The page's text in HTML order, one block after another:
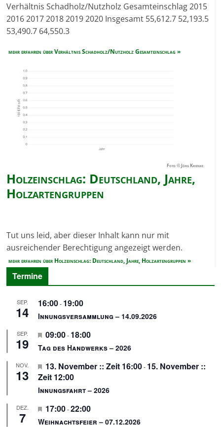
Verhältnis Schadholz/Nutzholz Gesamteinschlag 2015
2016 2017 2018 2019 2020 Insgesamt 55,612.7 52,193.5
53,490.7 64,550.3
mehr erfahren über Verhältnis Schadholz/Nutzholz Gesamteinschlag »
Foto © Jörg Krienke
Holzeinschlag: Deutschland, Jahre,
Holzartengruppen
Tut uns leid, aber dieser Inhalt kann nur mit
ausreichender Berechtigung angezeigt werden.
mehr erfahren über Holzeinschlag: Deutschland, Jahre, Holzartengruppen »
Termine
SEP.
14
16:00- 19:00
Innungsversammlung – 14.09.2026
SEP.
19
H
e
v
o
r
e
h
09:00- 18:00
Tag des Handwerks – 2026
NOV.
13
H
e
r
o
r
13. November :: Zeit 16:00- 15. November ::
Zeit 12:00
Innungsfahrt – 2026
DEZ.
7
H
e
17:00-22:00
Weihnachtsfeier – 07.12.2026